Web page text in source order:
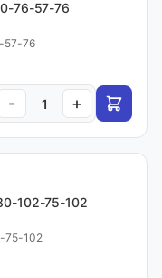
76-57-76
57-76
- +
102-75-102
75-102